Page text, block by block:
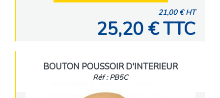
21,00 € HT
25,20 € TTC
BOUTON POUSSOIR D'INTERIEUR
Réf : PB5C